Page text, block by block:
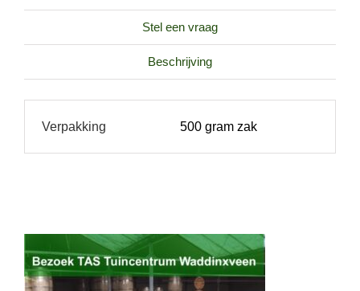
Stel een vraag
Beschrijving
Verpakking 500 gram zak